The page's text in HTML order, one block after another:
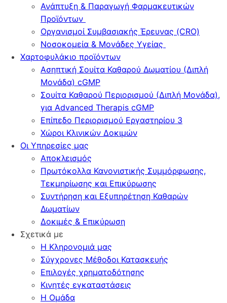
Ανάπτυξη & Παραγωγή Φαρμακευτικών
Προϊόντων
Οργανισμοί Συμβασιακής Έρευνας (CRO)
Νοσοκομεία & Μονάδες Υγείας
Χαρτοφυλάκιο προϊόντων
Ασηπτική Σουίτα Καθαρού Δωματίου (Διπλή
Μονάδα) cGMP
Σουίτα Καθαρού Περιορισμού (Διπλή Μονάδα),
για Advanced Therapis cGMP
Επίπεδο Περιορισμού Εργαστηρίου 3
Χώροι Κλινικών Δοκιμών
Οι Υπηρεσίες μας
Αποκλεισμός
Πρωτόκολλα Κανονιστικής Συμμόρφωσης,
Τεκμηρίωσης και Επικύρωσης
Συντήρηση και Εξυπηρέτηση Καθαρών
Δωματίων
Δοκιμές & Επικύρωση
Σχετικά με
Η Κληρονομιά μας
Σύγχρονες Μέθοδοι Κατασκευής
Επιλογές χρηματοδότησης
Κινητές εγκαταστάσεις
Η Ομάδα